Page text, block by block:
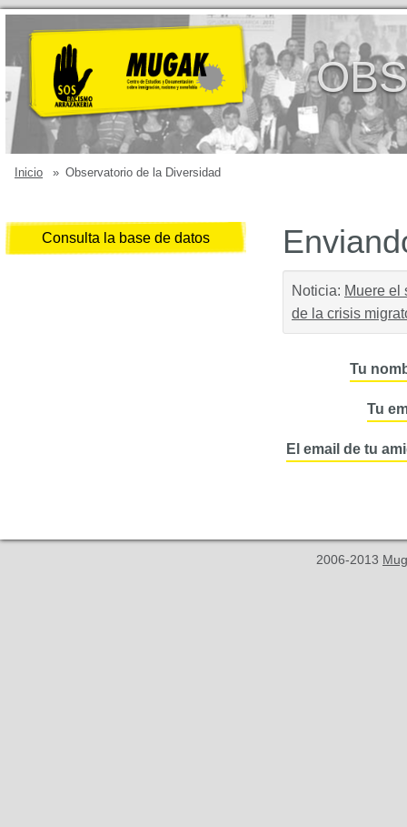
Inicio » Observatorio de la Diversidad
Consulta la base de datos
Noticia: Muere el
de la crisis
Tu
Tu
El email de tu
2006-2013